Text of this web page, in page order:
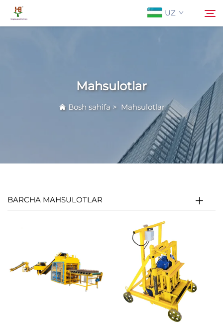
UZ
Mahsulotlar
Bosh sahifa> Mahsulotlar
BARCHA MAHSULOTLAR